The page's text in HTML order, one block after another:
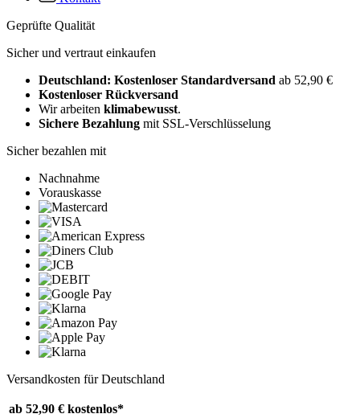
Geprüfte Qualität
Sicher und vertraut einkaufen
Deutschland: Kostenloser Standardversand ab 52,90 €
Kostenloser Rückversand
Wir arbeiten klimabewusst.
Sichere Bezahlung mit SSL-Verschlüsselung
Sicher bezahlen mit
Nachnahme
Vorauskasse
Versandkosten für Deutschland
ab 52,90 € kostenlos*